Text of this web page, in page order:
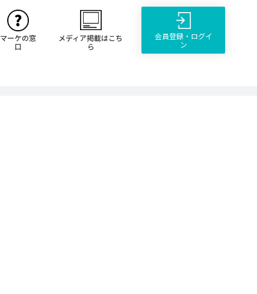
マーケの窓
口
メディア掲載はこち
ら
会員登録・ログイ
ン